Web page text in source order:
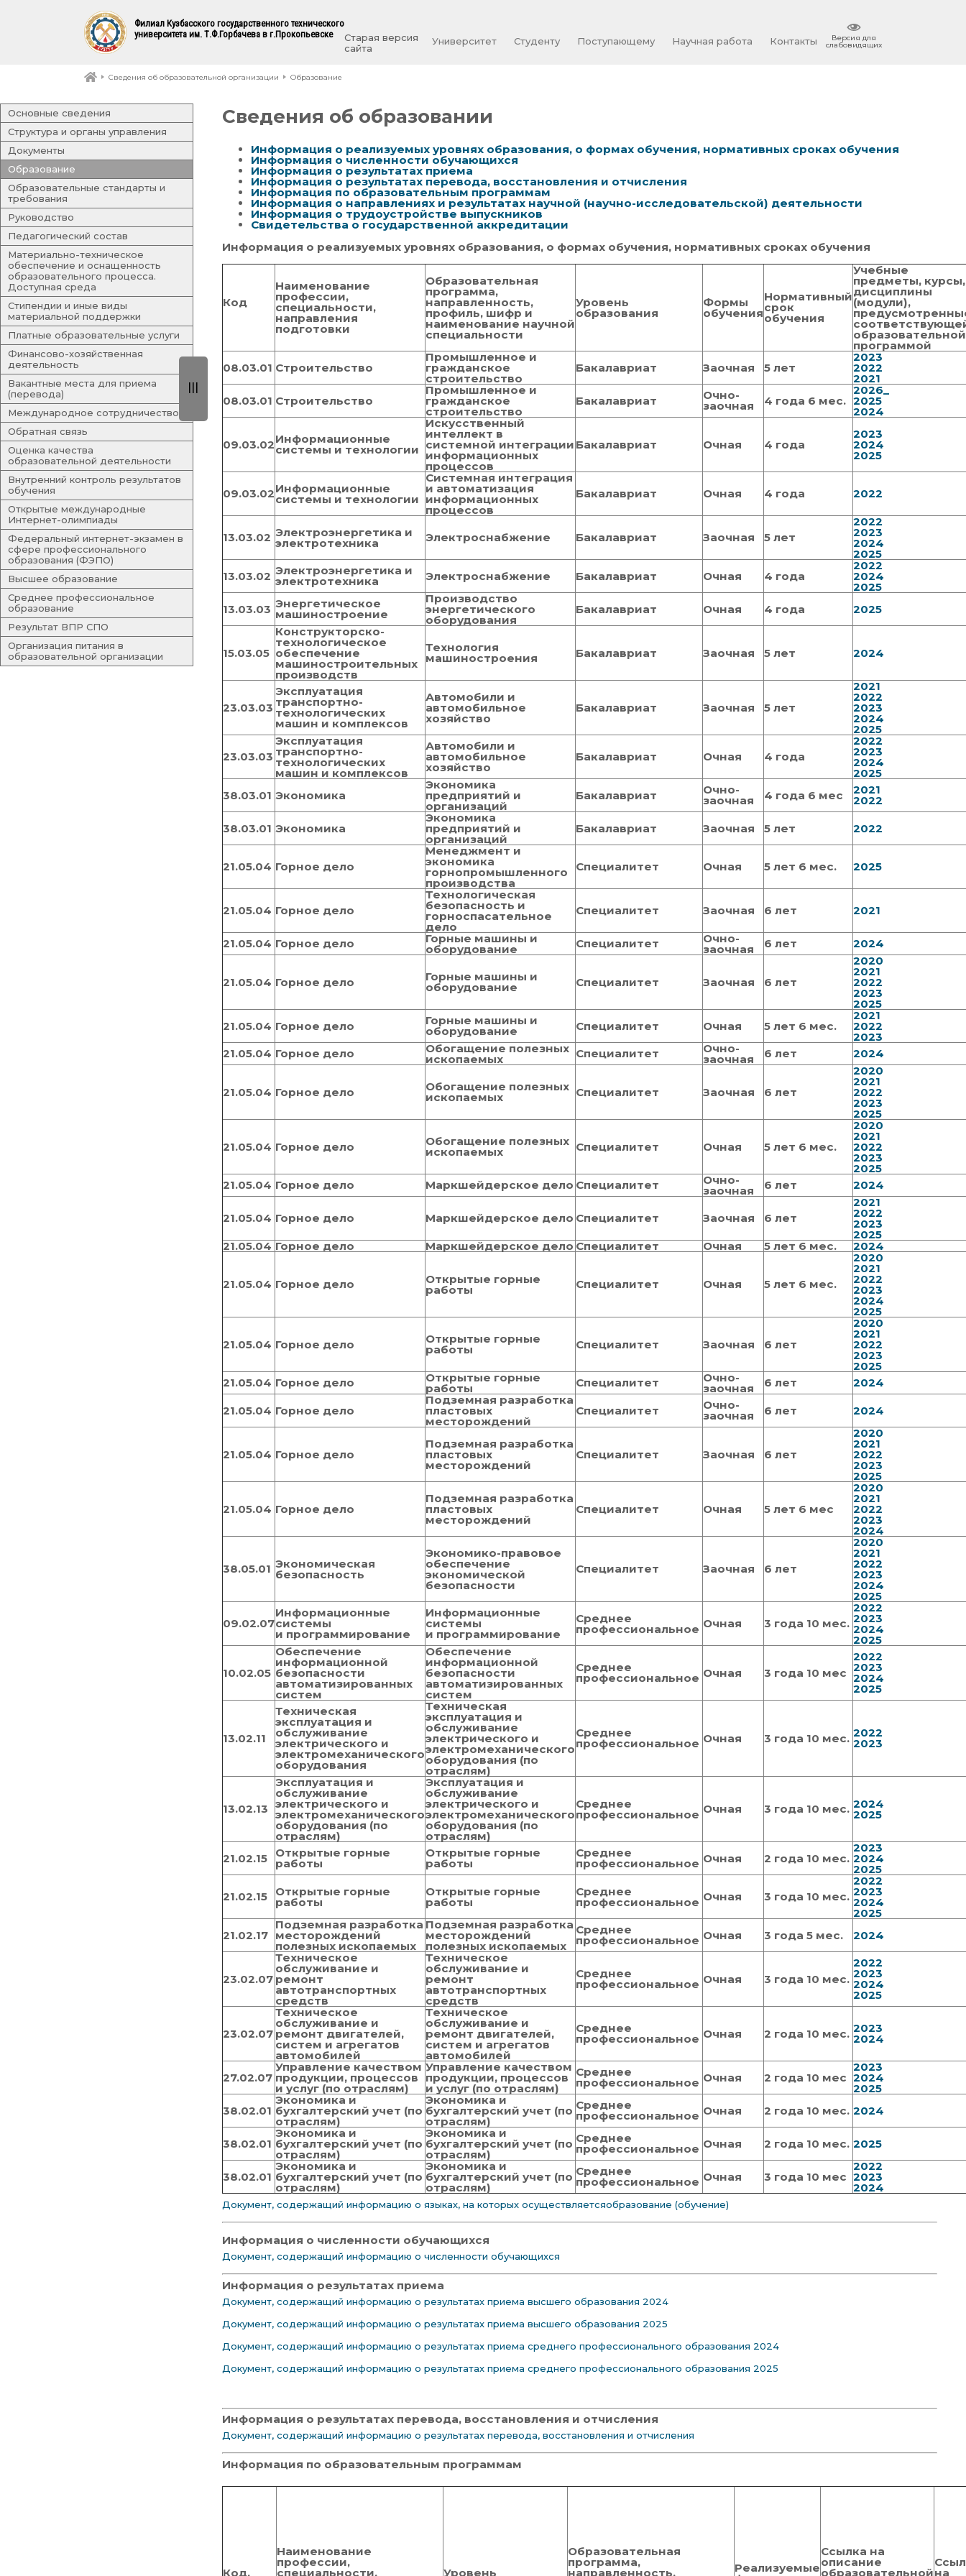
Филиал Кузбасского государственного технического
университета им. Т.Ф.Горбачева в г.Прокопьевске
Старая версия
сайта
Университет Студенту Поступающему Научная работа Контакты Версия для
слабовидящих
Сведения об образовательной организации Образование
Основные сведения
Структура и органы управления
Документы
Образование
Образовательные стандарты и
требования
Руководство
Педагогический состав
Материально-техническое
обеспечение и оснащенность
образовательного процесса.
Доступная среда
Стипендии и иные виды
материальной поддержки
Платные образовательные услуги
Финансово-хозяйственная
деятельность
Вакантные места для приема
(перевода)
Международное сотрудничество
Обратная связь
Оценка качества
образовательной деятельности
Внутренний контроль результатов
обучения
Открытые международные
Интернет-олимпиады
Федеральный интернет-экзамен в
сфере профессионального
образования (ФЭПО)
Высшее образование
Среднее профессиональное
образование
Результат ВПР СПО
Организация питания в
образовательной организации
Сведения об образовании
Информация о реализуемых уровнях образования, о формах обучения, нормативных сроках обучения
Информация о численности обучающихся
Информация о результатах приема
Информация о результатах перевода, восстановления и отчисления
Информация по образовательным программам
Информация о направлениях и результатах научной (научно-исследовательской) деятельности
Информация о трудоустройстве выпускников
Свидетельства о государственной аккредитации
Информация о реализуемых уровнях образования, о формах обучения, нормативных сроках обучения
Код
Наименование
профессии,
специальности,
направления
подготовки
Образовательная
программа,
направленность,
профиль, шифр и
наименование научной
специальности
Уровень
образования
Формы
обучения
Нормативный
срок
обучения
Учебные
предметы, курсы,
дисциплины
(модули),
образовательной
программой
08.03.01 Строительство
Промышленное и
гражданское
строительство
Бакалавриат Заочная 5 лет
2023
2022
2021
08.03.01 Строительство
Промышленное и
гражданское
строительство
Бакалавриат Очно-
заочная 4 года 6 мес.
2026_
2025
2024
09.03.02Информационные
системы и технологии
Искусственный
интеллект в
системной интеграции
информационных
процессов
Бакалавриат Очная 4 года
2023
2024
2025
09.03.02Информационные
системы и технологии
Системная интеграция
и автоматизация
информационных
процессов
Бакалавриат Очная 4 года 2022
13.03.02 Электроэнергетика и
электротехника Электроснабжение Бакалавриат Заочная 5 лет
2022
2023
2024
2025
13.03.02 Электроэнергетика и
электротехника Электроснабжение Бакалавриат Очная 4 года
2022
2024
2025
13.03.03 Энергетическое
машиностроение
Производство
энергетического
оборудования
Бакалавриат Очная 4 года 2025
15.03.05
Конструкторско-
технологическое
обеспечение
машиностроительных
производств
Технология
машиностроения Бакалавриат Заочная 5 лет 2024
23.03.03
Эксплуатация
транспортно-
технологических
машин и комплексов
Автомобили и
автомобильное
хозяйство
Бакалавриат Заочная 5 лет
2021
2022
2023
2024
2025
23.03.03
Эксплуатация
транспортно-
технологических
машин и комплексов
Автомобили и
автомобильное
хозяйство
Бакалавриат Очная 4 года
2022
2023
2024
2025
38.03.01 Экономика
Экономика
предприятий и
организаций
Бакалавриат Очно-
заочная 4 года 6 мес 2021
2022
38.03.01 Экономика
Экономика
предприятий и
организаций
Бакалавриат Заочная 5 лет 2022
21.05.04 Горное дело
Менеджмент и
экономика
горнопромышленного
производства
Специалитет Очная 5 лет 6 мес. 2025
21.05.04 Горное дело
Технологическая
безопасность и
горноспасательное
дело
Специалитет Заочная 6 лет 2021
21.05.04 Горное дело Горные машины и
оборудование Специалитет Очно-
заочная 6 лет 2024
21.05.04 Горное дело Горные машины и
оборудование Специалитет Заочная 6 лет
2020
2021
2022
2023
2025
21.05.04 Горное дело Горные машины и
оборудование Специалитет Очная 5 лет 6 мес.
2021
2022
2023
21.05.04 Горное дело Обогащение полезных
ископаемых Специалитет Очно-
заочная 6 лет 2024
21.05.04 Горное дело Обогащение полезных
ископаемых Специалитет Заочная 6 лет
2020
2021
2022
2023
2025
21.05.04 Горное дело Обогащение полезных
ископаемых Специалитет Очная 5 лет 6 мес.
2020
2021
2022
2023
2025
21.05.04 Горное дело Маркшейдерское дело Специалитет Очно-
заочная 6 лет 2024
21.05.04 Горное дело Маркшейдерское дело Специалитет Заочная 6 лет
2021
2022
2023
2025
21.05.04 Горное дело Маркшейдерское дело Специалитет Очная 5 лет 6 мес. 2024
21.05.04 Горное дело Открытые горные
работы Специалитет Очная 5 лет 6 мес.
2020
2021
2022
2023
2024
2025
21.05.04 Горное дело Открытые горные
работы Специалитет Заочная 6 лет
2020
2021
2022
2023
2025
21.05.04 Горное дело Открытые горные
работы Специалитет Очно-
заочная 6 лет 2024
21.05.04 Горное дело
Подземная разработка
пластовых
месторождений
Специалитет Очно-
заочная 6 лет 2024
21.05.04 Горное дело
Подземная разработка
пластовых
месторождений
Специалитет Заочная 6 лет
2020
2021
2022
2023
2025
21.05.04 Горное дело
Подземная разработка
пластовых
месторождений
Специалитет Очная 5 лет 6 мес
2020
2021
2022
2023
2024
38.05.01 Экономическая
безопасность
Экономико-правовое
обеспечение
экономической
безопасности
Специалитет Заочная 6 лет
2020
2021
2022
2023
2024
2025
09.02.07
Информационные
системы
и программирование
Информационные
системы
и программирование
Среднее
профессиональное Очная 3 года 10 мес.
2022
2023
2024
2025
10.02.05
Обеспечение
информационной
безопасности
автоматизированных
систем
Обеспечение
информационной
безопасности
автоматизированных
систем
Среднее
профессиональное Очная 3 года 10 мес
2022
2023
2024
2025
13.02.11
Техническая
эксплуатация и
обслуживание
электрического и
электромеханического
оборудования
Техническая
эксплуатация и
обслуживание
электрического и
электромеханического
оборудования (по
отраслям)
Среднее
профессиональное Очная 3 года 10 мес. 2022
2023
13.02.13
Эксплуатация и
обслуживание
электрического и
электромеханического
оборудования (по
отраслям)
Эксплуатация и
обслуживание
электрического и
электромеханического
оборудования (по
отраслям)
Среднее
профессиональное Очная 3 года 10 мес. 2024
2025
21.02.15 Открытые горные
работы
Открытые горные
работы
Среднее
профессиональное Очная 2 года 10 мес.
2023
2024
2025
21.02.15
Открытые горные
работы
Открытые горные
работы
Среднее
профессиональное Очная 3 года 10 мес.
2022
2023
2024
2025
21.02.17
Подземная разработка
месторождений
полезных ископаемых
Подземная разработка
месторождений
полезных ископаемых
Среднее
профессиональное Очная 3 года 5 мес. 2024
23.02.07
Техническое
обслуживание и
ремонт
автотранспортных
средств
Техническое
обслуживание и
ремонт
автотранспортных
средств
Среднее
профессиональное Очная 3 года 10 мес.
2022
2023
2024
2025
23.02.07
Техническое
обслуживание и
ремонт двигателей,
систем и агрегатов
автомобилей
Техническое
обслуживание и
ремонт двигателей,
систем и агрегатов
автомобилей
Среднее
профессиональное Очная 2 года 10 мес. 2023
2024
27.02.07
Управление качеством
продукции, процессов
и услуг (по отраслям)
Управление качеством
продукции, процессов
и услуг (по отраслям)
Среднее
профессиональное Очная 2 года 10 мес
2023
2024
2025
38.02.01
Экономика и
бухгалтерский учет (по
отраслям)
Экономика и
бухгалтерский учет (по
отраслям)
Среднее
профессиональное Очная 2 года 10 мес. 2024
38.02.01
Экономика и
бухгалтерский учет (по
отраслям)
Экономика и
бухгалтерский учет (по
отраслям)
Среднее
профессиональное Очная 2 года 10 мес. 2025
38.02.01
Экономика и
бухгалтерский учет (по
отраслям)
Экономика и
бухгалтерский учет (по
отраслям)
Среднее
профессиональное Очная 3 года 10 мес
2022
2023
2024
Документ, содержащий информацию о языках, на которых осуществляетсяобразование (обучение)
Информация о численности обучающихся
Документ, содержащий информацию о численности обучающихся
Информация о результатах приема
Документ, содержащий информацию о результатах приема высшего образования 2024
Документ, содержащий информацию о результатах приема высшего образования 2025
Документ, содержащий информацию о результатах приема среднего профессионального образования 2024
Документ, содержащий информацию о результатах приема среднего профессионального образования 2025
Информация о результатах перевода, восстановления и отчисления
Документ, содержащий информацию о результатах перевода, восстановления и отчисления
Информация по образовательным программам
Код,
Наименование
профессии,
специальности, Уровень
Образовательная
программа,
направленность, Реализуемые
Ссылка на
описание
образовательнойна